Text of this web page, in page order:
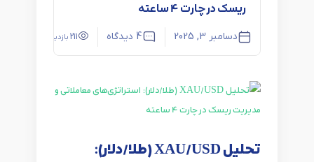
ریسک در چارت 4 ساعته
دسامبر 3, 2025 4 دیدگاه 211 بازدید
تحلیل XAU/USD (طلا/دلار):